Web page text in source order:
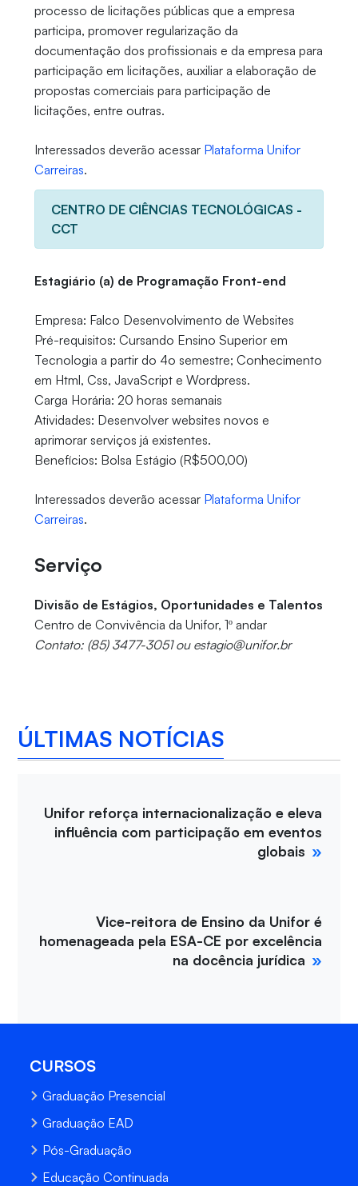
processo de licitações públicas que a empresa
participa, promover regularização da
documentação dos profissionais e da empresa para
participação em licitações, auxiliar a elaboração de
propostas comerciais para participação de
licitações, entre outras.
Interessados deverão acessar Plataforma Unifor
Carreiras.
CENTRO DE CIÊNCIAS TECNOLÓGICAS -
CCT
Estagiário (a) de Programação Front-end
Empresa: Falco Desenvolvimento de Websites
Pré-requisitos: Cursando Ensino Superior em
Tecnologia a partir do 4o semestre; Conhecimento
em Html, Css, JavaScript e Wordpress.
Carga Horária: 20 horas semanais
Atividades: Desenvolver websites novos e
aprimorar serviços já existentes.
Benefícios: Bolsa Estágio (R$500,00)
Interessados deverão acessar Plataforma Unifor
Carreiras.
Serviço
Divisão de Estágios, Oportunidades e Talentos
Centro de Convivência da Unifor, 1º andar
Contato: (85) 3477-3051 ou estagio@unifor.br
ÚLTIMAS NOTÍCIAS
Unifor reforça internacionalização e eleva
influência com participação em eventos
globais
Vice-reitora de Ensino da Unifor é
homenageada pela ESA-CE por excelência
na docência jurídica
CURSOS
Graduação Presencial
Graduação EAD
Pós-Graduação
Educação Continuada